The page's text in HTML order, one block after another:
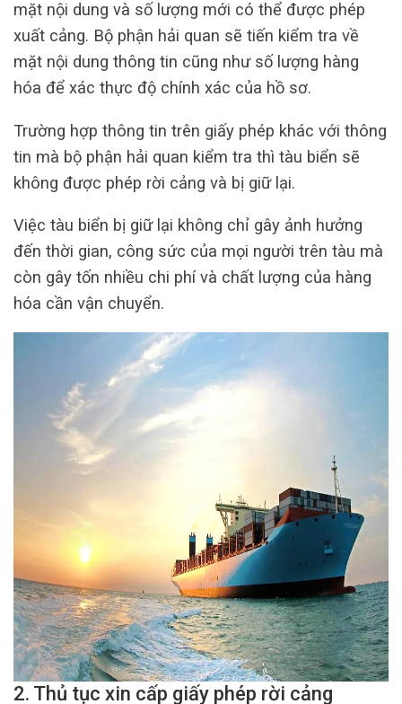
mặt nội dung và số lượng mới có thể được phép
xuất cảng. Bộ phận hải quan sẽ tiến kiểm tra về
mặt nội dung thông tin cũng như số lượng hàng
hóa để xác thực độ chính xác của hồ sơ.
Trường hợp thông tin trên giấy phép khác với thông
tin mà bộ phận hải quan kiểm tra thì tàu biển sẽ
không được phép rời cảng và bị giữ lại.
Việc tàu biển bị giữ lại không chỉ gây ảnh hưởng
đến thời gian, công sức của mọi người trên tàu mà
còn gây tốn nhiều chi phí và chất lượng của hàng
hóa cần vận chuyển.
2. Thủ tục xin cấp giấy phép rời cảng